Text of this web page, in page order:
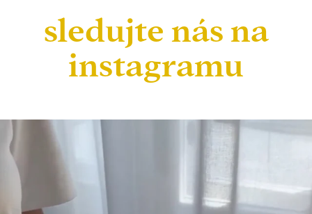
sledujte nás na
instagramu